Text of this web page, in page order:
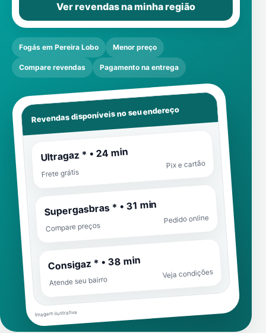
Ver revendas na minha região
Fogás em Pereira Lobo Menor preço
Compare revendas Pagamento na entrega
Revendas disponíveis no seu endereço
Ultragaz * • 24 min
Frete grátis
Pix e cartão
Supergasbras * • 31 min
Compare preços
Pedido online
Consigaz * • 38 min
Atende seu bairro
Veja condições
Imagem ilustrativa